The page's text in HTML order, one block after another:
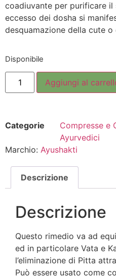
coadiuvante per purificare il
eccesso dei dosha si
desquamazione della cute o
Disponibile
Aggiungi al
Categorie Compresse e
Ayurvedici
Marchio: Ayushakti
Descrizione
Descrizione
Questo rimedio va ad
ed in particolare Vata e
l’eliminazione di Pitta
Può essere usato come